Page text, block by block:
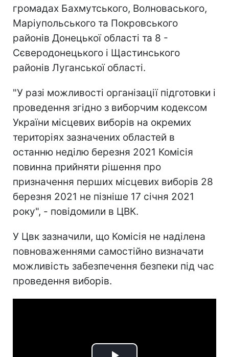
громадах Бахмутського, Волноваського,
Маріупольського та Покровського
районів Донецької області та 8 -
Сєверодонецького і Щастинського
районів Луганської області.
"У разі можливості організації підготовки і
проведення згідно з виборчим кодексом
України місцевих виборів на окремих
територіях зазначених областей в
останню неділю березня 2021 Комісія
повинна прийняти рішення про
призначення перших місцевих виборів 28
березня 2021 не пізніше 17 січня 2021
року", - повідомили в ЦВК.
У Цвк зазначили, що Комісія не наділена
повноваженнями самостійно визначати
можливість забезпечення безпеки під час
проведення виборів.